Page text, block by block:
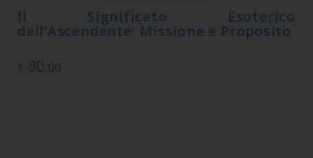
Il Significato Esoterico
dell’Ascendente: Missione e Proposito
€ 80,00